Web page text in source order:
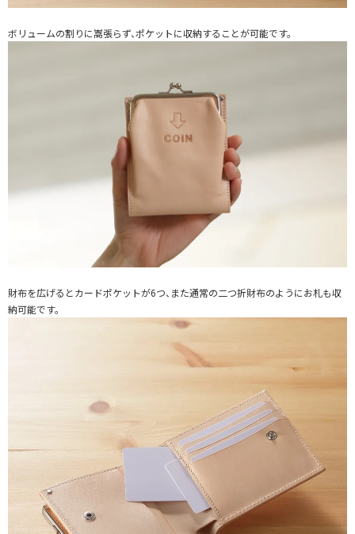
ボリュームの割りに嵩張らず、ポケットに収納することが可能です。
財布を広げるとカードポケットが6つ、また通常の二つ折財布のようにお札も収
納可能です。